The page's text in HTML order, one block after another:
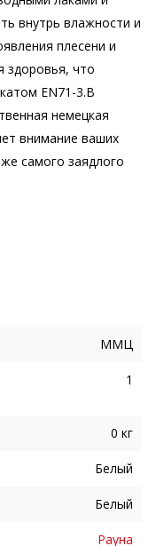
внутрь влажности и
плесени и
здоровья, что
EN71-3.В
немецкая
внимание ваших
самого заядлого
ММЦ
1
0 кг
Белый
Белый
Рауна